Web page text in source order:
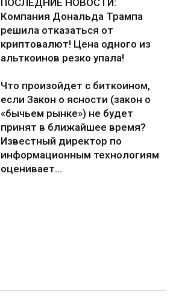
Компания Дональда Трампа
решила отказаться от
криптовалют! Цена одного из
альткоинов резко упала!
Что произойдет с биткоином,
если Закон о ясности (закон о
«бычьем рынке») не будет
принят в ближайшее время?
Известный директор по
информационным технологиям
оценивает...